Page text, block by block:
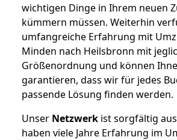
wichtigen Dinge in Ihrem neuen
kümmern müssen. Weiterhin
umfangreiche Erfahrung mit
Minden nach Heilsbronn mit
Größenordnung und können
garantieren, dass wir für jedes
passende Lösung finden werden.
Unser Netzwerk ist sorgfältig
haben viele Jahre Erfahrung im